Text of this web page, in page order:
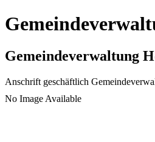
Gemeindeverwaltung
Anschrift geschäftlich
No Image Available